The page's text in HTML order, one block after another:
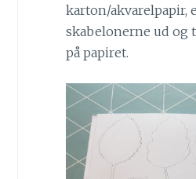
karton/akvarelpapir,
skabelonerne ud og
på papiret.